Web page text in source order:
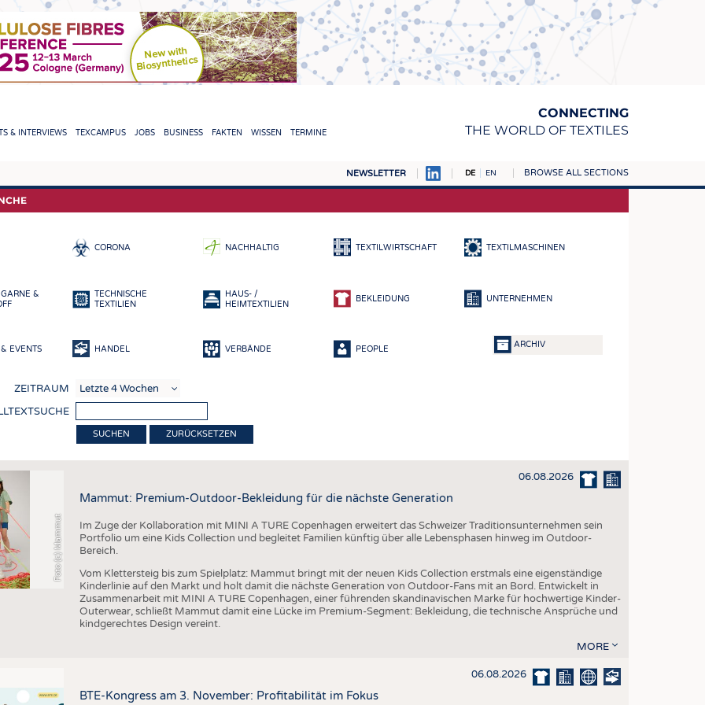
CONNECTING
THE WORLD OF TEXTILES
& INTERVIEWS TEXCAMPUS JOBS BUSINESS FAKTEN WISSEN TERMINE
NEWSLETTER DE EN BROWSE ALL SECTIONS
TEXTILE LEADERSHIP FASERN
GEWEBE
VLIESSTOFFE
NACHHALTIGKEIT
KREISLAUFWIRTSCHAFT
SMART TEXTILES
MEDIZIN
CORONA NACHHALTIG TEXTILWIRTSCHAFT TEXTILMASCHINEN
&
TECHNISCHE
TEXTILIEN
HAUS- /
HEIMTEXTILIEN
BEKLEIDUNG UNTERNEHMEN
EVENTS HANDEL VERBÄNDE PEOPLE ARCHIV
ZEITRAUM
ZURÜCKSETZEN
Foto (c) Mammut
06.08.2026
Mammut: Premium-Outdoor-Bekleidung für die nächste Generation
Im Zuge der Kollaboration mit MINI A TURE Copenhagen erweitert das Schweizer Traditionsunternehmen sein
Portfolio um eine Kids Collection und begleitet Familien künftig über alle Lebensphasen hinweg im Outdoor-
Bereich.
Vom Klettersteig bis zum Spielplatz: Mammut bringt mit der neuen Kids Collection erstmals eine eigenständige
Kinderlinie auf den Markt und holt damit die nächste Generation von Outdoor-Fans mit an Bord. Entwickelt in
Zusammenarbeit mit MINI A TURE Copenhagen, einer führenden skandinavischen Marke für hochwertige Kinder-
Outerwear, schließt Mammut damit eine Lücke im Premium-Segment: Bekleidung, die technische Ansprüche und
kindgerechtes Design vereint.
MORE
06.08.2026
BTE-Kongress am 3. November: Profitabilität im Fokus